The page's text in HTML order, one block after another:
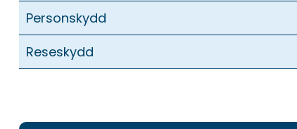
Personskydd
Reseskydd